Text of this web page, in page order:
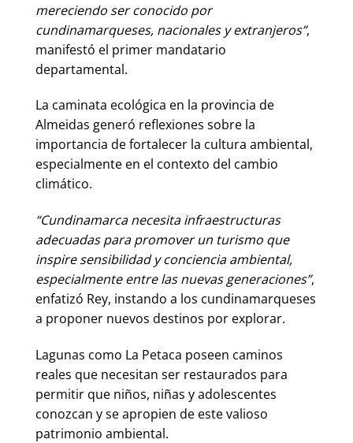
mereciendo ser conocido por
cundinamarqueses, nacionales y extranjeros”,
manifestó el primer mandatario
departamental.
La caminata ecológica en la provincia de
Almeidas generó reflexiones sobre la
importancia de fortalecer la cultura ambiental,
especialmente en el contexto del cambio
climático.
“Cundinamarca necesita infraestructuras
adecuadas para promover un turismo que
inspire sensibilidad y conciencia ambiental,
especialmente entre las nuevas generaciones”,
enfatizó Rey, instando a los cundinamarqueses
a proponer nuevos destinos por explorar.
Lagunas como La Petaca poseen caminos
reales que necesitan ser restaurados para
permitir que niños, niñas y adolescentes
conozcan y se apropien de este valioso
patrimonio ambiental.